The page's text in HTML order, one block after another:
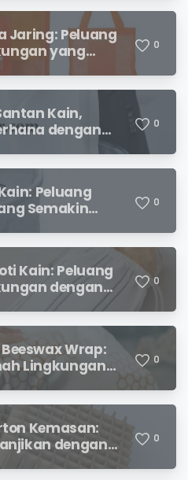
Jaring: Peluang
yang
0
Kain,
dengan
Meningkat
0
Peluang
Semakin
0
Kain: Peluang
dengan
0
Wrap:
Lingkungan
0
Kemasan:
dengan
Meningkat
0